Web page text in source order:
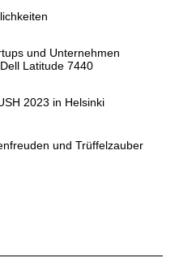
und Unternehmen
Latitude 7440
2023 in Helsinki
und Trüffelzauber